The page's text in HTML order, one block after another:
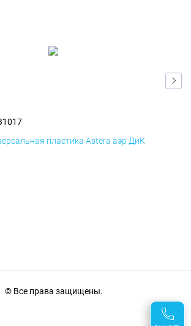
пластика Astera аэр ДиК
© Все права защищены.